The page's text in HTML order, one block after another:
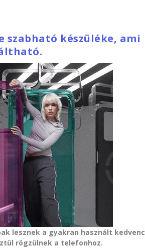
szabható készüléke, ami
lesznek a gyakran használt kedvenc
rögzülnek a telefonhoz.